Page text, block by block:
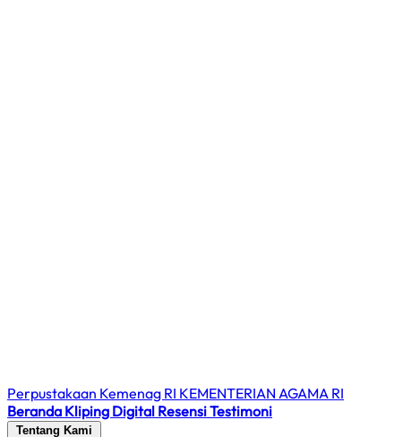
Perpustakaan Kemenag RI KEMENTERIAN AGAMA RI
Beranda Kliping Digital ResensiTestimoni
Tentang Kami